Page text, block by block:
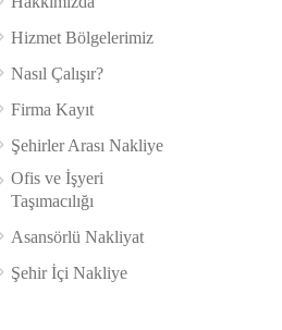
Hizmet Bölgelerimiz
Nasıl Çalışır?
Firma Kayıt
Şehirler Arası Nakliye
Ofis ve İşyeri
Taşımacılığı
Asansörlü Nakliyat
Şehir İçi Nakliye